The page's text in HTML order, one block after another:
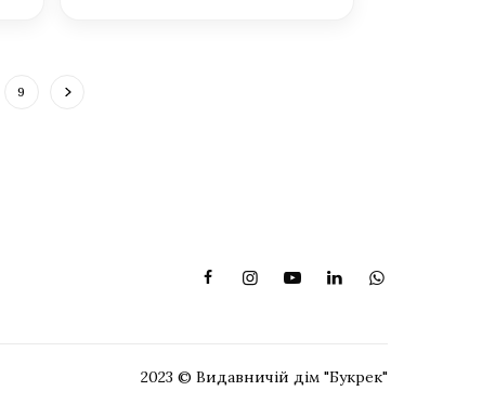
9
2023 © Видавничій дім "Букрек"